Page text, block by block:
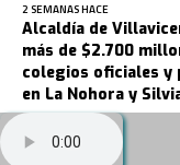
2 SEMANAS HACE
Alcaldía de
más de $2.700
colegios oficiales y
en La Nohora y